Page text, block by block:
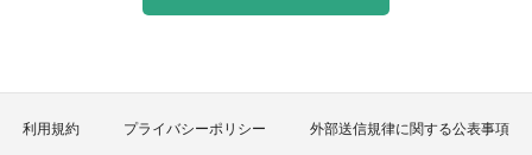
利用規約 プライバシーポリシー 外部送信規律に関する公表事項